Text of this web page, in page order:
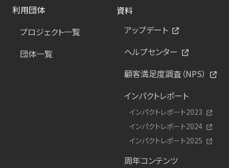
利用団体
プロジェクト一覧
団体一覧
資料
アップデート
ヘルプセンター
顧客満足度調査（NPS）
インパクトレポート
インパクトレポート2023
インパクトレポート2024
インパクトレポート2025
周年コンテンツ